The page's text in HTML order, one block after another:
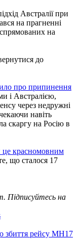
Австралії при
на прагненні
на
до
про припинення
і Австралією,
через недружні
навіть
скаргу на Росію в
це красномовним
що сталося 17
Підписуйтесь на
збиття рейсу MH17